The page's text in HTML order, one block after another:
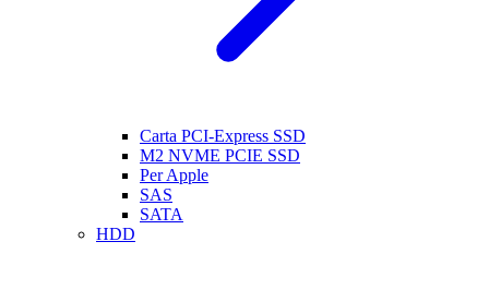
Carta PCI-Express SSD
M2 NVME PCIE SSD
Per Apple
SAS
SATA
HDD